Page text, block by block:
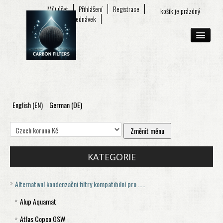
košík je prázdný
Můj účet Přihlášení
Registrace
Seznam objednávek
O FIRMĚ
E-SHOP
English (EN) German (DE)
KATEGORIE
Alternativní kondenzační filtry kompatibilní pro .....
Alup Aquamat
Aquamat 120
Atlas Copco OSW